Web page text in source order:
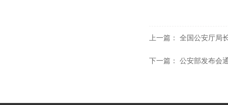
上一篇： 全国公安厅局
下一篇： 公安部发布会